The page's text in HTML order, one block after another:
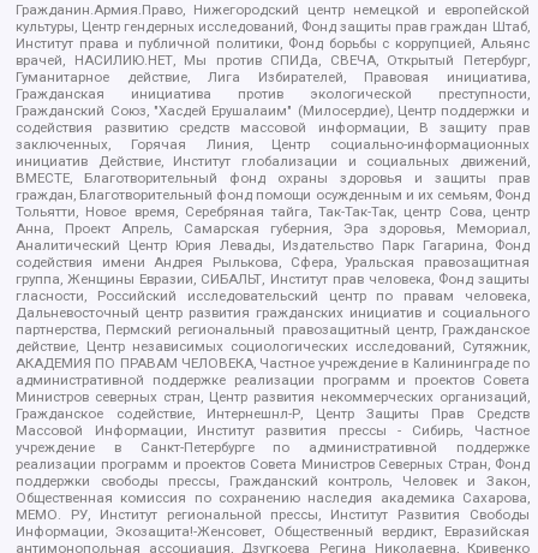
Гражданин.Армия.Право, Нижегородский центр немецкой и европейской
культуры, Центр гендерных исследований, Фонд защиты прав граждан Штаб,
Институт права и публичной политики, Фонд борьбы с коррупцией, Альянс
врачей, НАСИЛИЮ.НЕТ, Мы против СПИДа, СВЕЧА, Открытый Петербург,
Гуманитарное действие, Лига Избирателей, Правовая инициатива,
Гражданская инициатива против экологической преступности,
Гражданский Союз, "Хасдей Ерушалаим" (Милосердие), Центр поддержки и
содействия развитию средств массовой информации, В защиту прав
заключенных, Горячая Линия, Центр социально-информационных
инициатив Действие, Институт глобализации и социальных движений,
ВМЕСТЕ, Благотворительный фонд охраны здоровья и защиты прав
граждан, Благотворительный фонд помощи осужденным и их семьям, Фонд
Тольятти, Новое время, Серебряная тайга, Так-Так-Так, центр Сова, центр
Анна, Проект Апрель, Самарская губерния, Эра здоровья, Мемориал,
Аналитический Центр Юрия Левады, Издательство Парк Гагарина, Фонд
содействия имени Андрея Рылькова, Сфера, Уральская правозащитная
группа, Женщины Евразии, СИБАЛЬТ, Институт прав человека, Фонд защиты
гласности, Российский исследовательский центр по правам человека,
Дальневосточный центр развития гражданских инициатив и социального
партнерства, Пермский региональный правозащитный центр, Гражданское
действие, Центр независимых социологических исследований, Сутяжник,
АКАДЕМИЯ ПО ПРАВАМ ЧЕЛОВЕКА, Частное учреждение в Калининграде по
административной поддержке реализации программ и проектов Совета
Министров северных стран, Центр развития некоммерческих организаций,
Гражданское содействие, Интернешнл-Р, Центр Защиты Прав Средств
Массовой Информации, Институт развития прессы - Сибирь, Частное
учреждение в Санкт-Петербурге по административной поддержке
реализации программ и проектов Совета Министров Северных Стран, Фонд
поддержки свободы прессы, Гражданский контроль, Человек и Закон,
Общественная комиссия по сохранению наследия академика Сахарова,
МЕМО. РУ, Институт региональной прессы, Институт Развития Свободы
Информации, Экозащита!-Женсовет, Общественный вердикт, Евразийская
антимонопольная ассоциация, Дзугкоева Регина Николаевна, Кривенко